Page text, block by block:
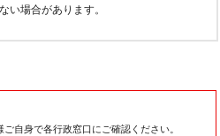
い場合があります。
自身で各行政窓口にご確認ください。